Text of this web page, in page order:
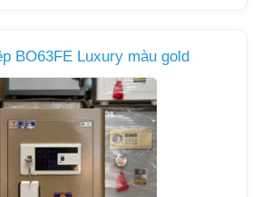
BO63FE Luxury màu gold